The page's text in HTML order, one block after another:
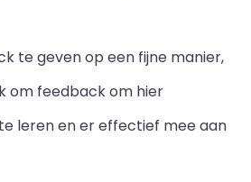
te geven op een fijne manier,
om feedback om hier
leren en er effectief mee aan